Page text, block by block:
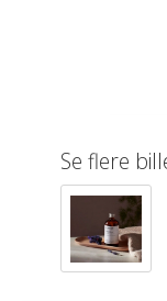
Se flere